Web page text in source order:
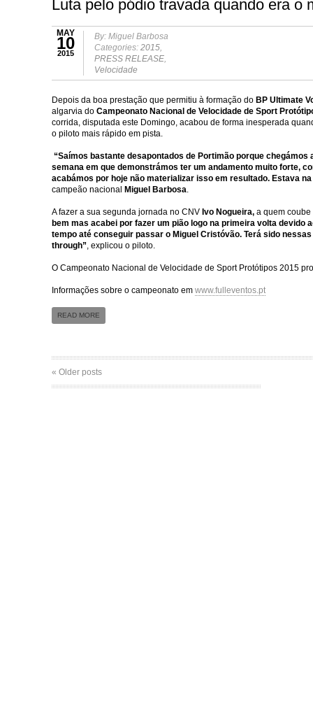
Luta pelo pódio travada quando era o
MAY
10
2015
By: Miguel Barbosa
Categories: 2015,
PRESS RELEASE,
Velocidade
Depois da boa prestação que permitiu à formação do BP Ultimate
algarvia do Campeonato Nacional de Velocidade de Sport
corrida, disputada este Domingo, acabou de forma inesperada
o piloto mais rápido em pista.
“Saímos bastante desapontados de Portimão porque
semana em que demonstrámos ter um andamento muito forte,
acabámos por hoje não materializar isso em resultado. Estava
campeão nacional Miguel Barbosa.
A fazer a sua segunda jornada no CNV Ivo Nogueira, a quem
bem mas acabei por fazer um pião logo na primeira volta
tempo até conseguir passar o Miguel Cristóvão. Terá sido
through”, explicou o piloto.
O Campeonato Nacional de Velocidade de Sport Protótipos 2015
Informações sobre o campeonato em www.fulleventos.pt
READ MORE
« Older posts